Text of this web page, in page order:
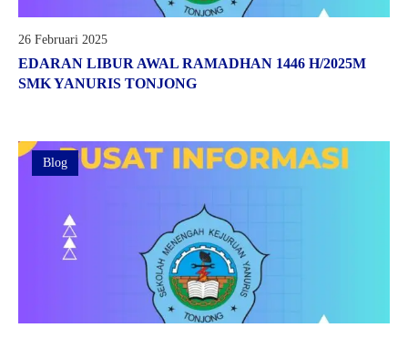
26 Februari 2025
EDARAN LIBUR AWAL RAMADHAN 1446 H/2025M
SMK YANURIS TONJONG
Blog